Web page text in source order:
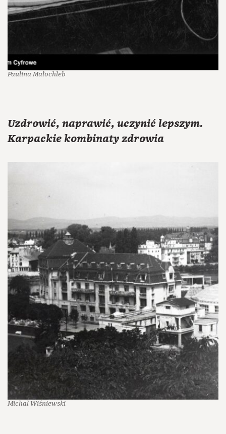
Paulina Małochleb
Uzdrowić, naprawić, uczynić lepszym.
Karpackie kombinaty zdrowia
Michał Wiśniewski